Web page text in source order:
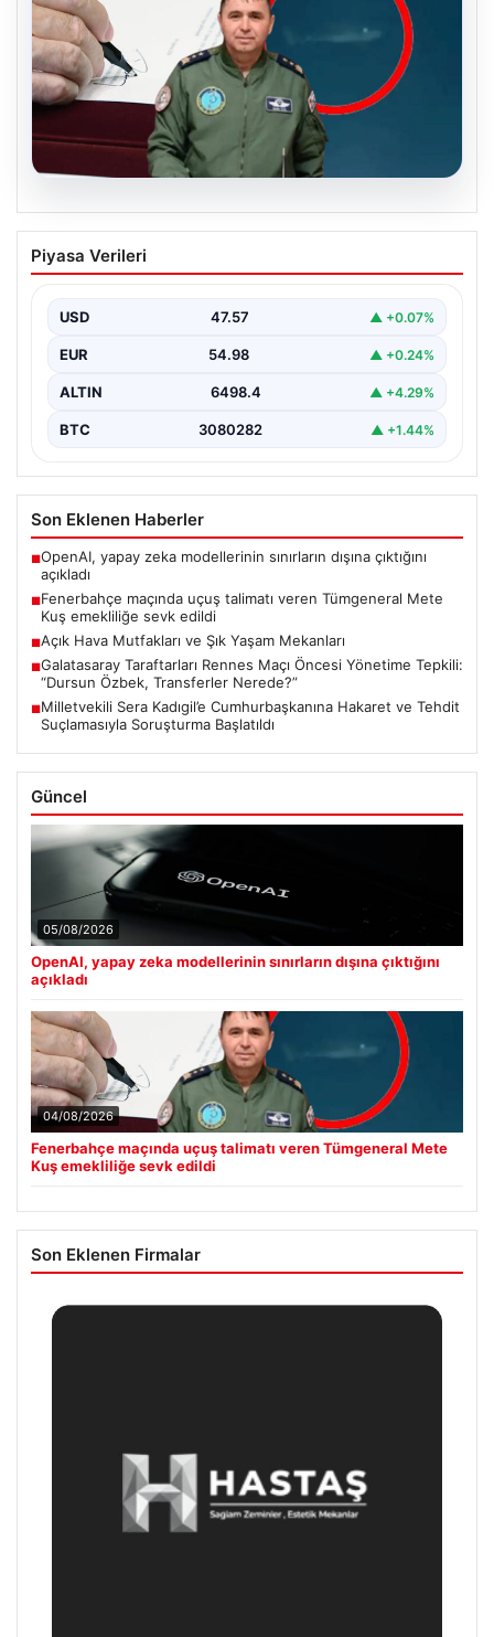
04.08.2026
Fenerbahçe maçında uçuş talimatı
veren Tümgeneral Mete Kuş emekliliğe
Konya'da oynanan Konyaspor-Fenerbahçe karşılaşması
helikopterin uçuşunu…
Piyasa Verileri
USD 47.57 ▲ +0.07%
EUR 54.98 ▲ +0.24%
ALTIN 6498.4 ▲ +4.29%
BTC 3080282 ▲ +1.44%
Son Eklenen Haberler
■OpenAI, yapay zeka modellerinin sınırların dışına çıktığını
açıkladı
■Fenerbahçe maçında uçuş talimatı veren Tümgeneral Mete
Kuş emekliliğe sevk edildi
■Açık Hava Mutfakları ve Şık Yaşam Mekanları
■Galatasaray Taraftarları Rennes Maçı Öncesi Yönetime Tepkili:
“Dursun Özbek, Transferler Nerede?”
■Milletvekili Sera Kadıgil’e Cumhurbaşkanına Hakaret ve Tehdit
Suçlamasıyla Soruşturma Başlatıldı
Güncel
05/08/2026
OpenAI, yapay zeka modellerinin sınırların dışına çıktığını
açıkladı
04/08/2026
Fenerbahçe maçında uçuş talimatı veren Tümgeneral Mete
Kuş emekliliğe sevk edildi
Son Eklenen Firmalar